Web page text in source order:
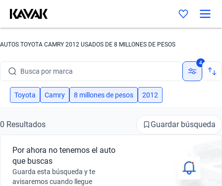
AUTOS TOYOTA CAMRY 2012 USADOS DE 8 MILLONES DE PESOS
Busca por marca
Busca por modelo
Busca por año
Busca por marca
Busca por modelo
4
Toyota Camry 8 millones de pesos 2012
0 Resultados Guardar búsqueda
Por ahora no tenemos el auto
que buscas
Guarda esta búsqueda y te
avisaremos cuando llegue